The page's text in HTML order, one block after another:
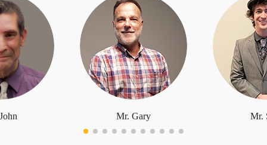
Mr. Gary Mr.